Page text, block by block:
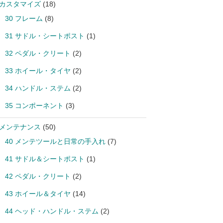
スタマイズ(18)
30 フレーム (8)
31 サドル・シートポスト (1)
32 ペダル・クリート (2)
33 ホイール・タイヤ (2)
34 ハンドル・ステム (2)
35 コンポーネント (3)
ンテナンス (50)
40 メンテツールと日常の手入れ(7)
41 サドル＆シートポスト (1)
42 ペダル・クリート (2)
43 ホイール＆タイヤ (14)
44 ヘッド・ハンドル・ステム (2)